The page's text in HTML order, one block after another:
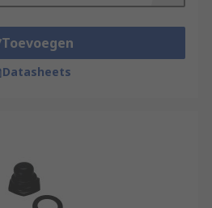
Toevoegen
Datasheets